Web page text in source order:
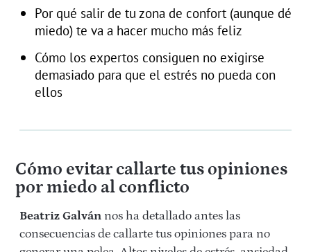
Por qué salir de tu zona de confort (aunque dé
miedo) te va a hacer mucho más feliz
Cómo los expertos consiguen no exigirse
demasiado para que el estrés no pueda con
ellos
Cómo evitar callarte tus opiniones
por miedo al conflicto
Beatriz Galván nos ha detallado antes las
consecuencias de callarte tus opiniones para no